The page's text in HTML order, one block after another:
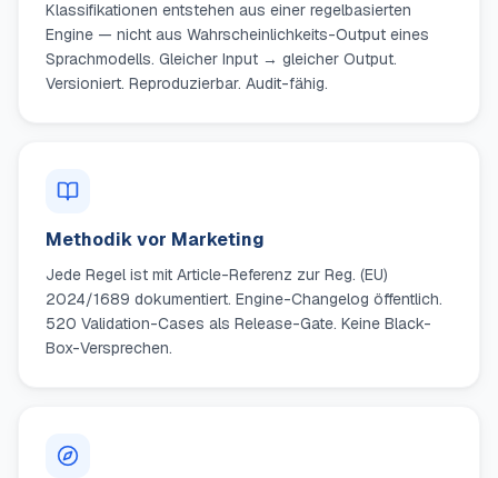
Klassifikationen entstehen aus einer regelbasierten
Engine — nicht aus Wahrscheinlichkeits-Output eines
Sprachmodells. Gleicher Input → gleicher Output.
Versioniert. Reproduzierbar. Audit-fähig.
Methodik vor Marketing
Jede Regel ist mit Article-Referenz zur Reg. (EU)
2024/1689 dokumentiert. Engine-Changelog öffentlich.
520 Validation-Cases als Release-Gate. Keine Black-
Box-Versprechen.